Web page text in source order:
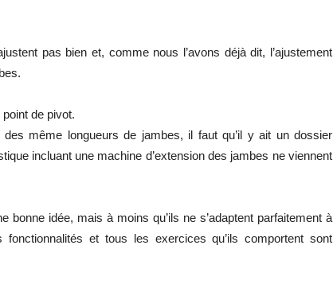
pas bien et, comme nous l’avons déjà dit, l’ajustement
de pivot.
même longueurs de jambes, il faut qu’il y ait un dossier
incluant une machine d’extension des jambes ne viennent
bonne idée, mais à moins qu’ils ne s’adaptent parfaitement à
et tous les exercices qu’ils comportent sont